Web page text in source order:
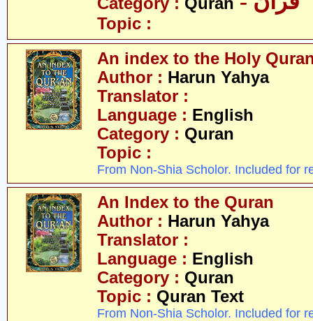
Topic :
An index to the Holy
Author : Harun Yahya
Translator :
Language : English
Category : Quran
Topic :
From Non-Shia Scholor. Included for
An Index to the Quran
Author : Harun Yahya
Translator :
Language : English
Category : Quran
Topic : Quran Text
From Non-Shia Scholor. Included for